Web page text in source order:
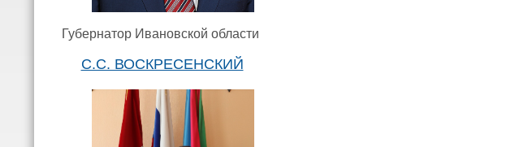
Губернатор Ивановской области
С.С. ВОСКРЕСЕНСКИЙ